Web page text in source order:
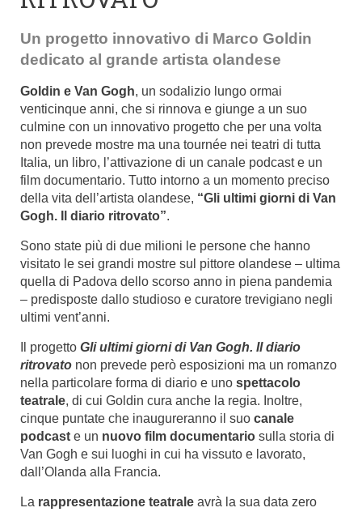
Un progetto innovativo di Marco Goldin
dedicato al grande artista olandese
Goldin e Van Gogh, un sodalizio lungo ormai
venticinque anni, che si rinnova e giunge a un suo
culmine con un innovativo progetto che per una volta
non prevede mostre ma una tournée nei teatri di tutta
Italia, un libro, l’attivazione di un canale podcast e un
film documentario. Tutto intorno a un momento preciso
della vita dell’artista olandese, “Gli ultimi giorni di Van
Gogh. Il diario ritrovato”.
Sono state più di due milioni le persone che hanno
visitato le sei grandi mostre sul pittore olandese – ultima
quella di Padova dello scorso anno in piena pandemia
– predisposte dallo studioso e curatore trevigiano negli
ultimi vent’anni.
Il progetto Gli ultimi giorni di Van Gogh. Il diario
ritrovato non prevede però esposizioni ma un romanzo
nella particolare forma di diario e uno spettacolo
teatrale, di cui Goldin cura anche la regia. Inoltre,
cinque puntate che inaugureranno il suo canale
podcast e un nuovo film documentario sulla storia di
Van Gogh e sui luoghi in cui ha vissuto e lavorato,
dall’Olanda alla Francia.
La rappresentazione teatrale avrà la sua data zero